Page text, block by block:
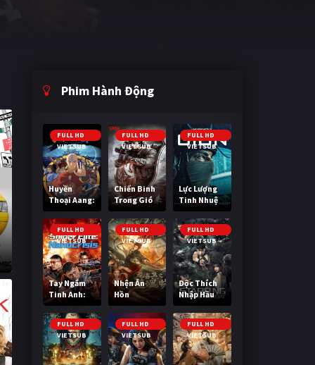
Phim Hành Động
FULL HD
VIETSUB
Huyền
Thoại Aang:
Tiết Khí Sư
Cuối Cùng
FULL HD
VIETSUB
Chiến Binh
Trong Gió
FULL HD
VIETSUB
Lực Lượng
Tinh Nhuệ
FULL HD
VIETSUB
Tay Ngắm
Tinh Anh:
Nguy Cơ
Nano
FULL HD
VIETSUB
Nhện Ăn
Hồn
FULL HD
VIETSUB
Độc Thích
Nhập Hầu
FULL HD
VIETSUB
FULL HD
VIETSUB
FULL HD
VIETSUB